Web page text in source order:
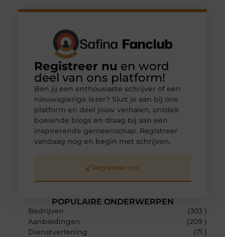
POPULAIRE ONDERWERPEN
Bedrijven
(303 )
Aanbiedingen
(209 )
Dienstverlening
(71 )
Registreer nu en word
deel van ons platform!
Ben jij een enthousiaste schrijver of een
nieuwsgierige lezer? Sluit je aan bij ons
platform en deel jouw verhalen, ontdek
boeiende blogs en draag bij aan een
inspirerende gemeenschap. Registreer
vandaag nog en begin met schrijven.
Registreer nu!